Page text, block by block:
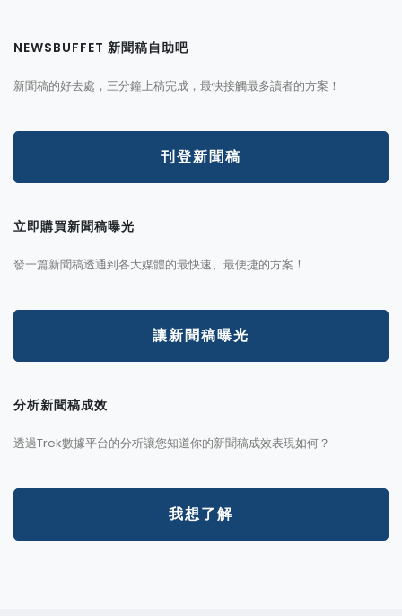
NEWSBUFFET 新聞稿自助吧
新聞稿的好去處，三分鐘上稿完成，最快接觸最多讀者的方案！
刊登新聞稿
立即購買新聞稿曝光
發一篇新聞稿透通到各大媒體的最快速、最便捷的方案！
讓新聞稿曝光
分析新聞稿成效
透過Trek數據平台的分析讓您知道你的新聞稿成效表現如何？
我想了解